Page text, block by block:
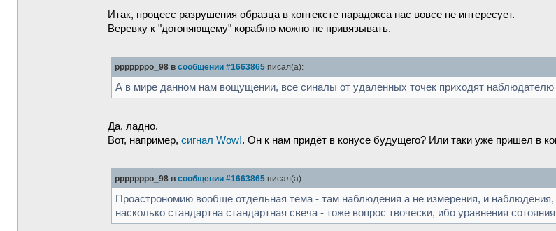
Итак, процесс разрушения образца в контексте парадокса нас вовсе не интересует.
Веревку к "догоняющему" кораблю можно не привязывать.
pppppppo_98 в сообщении #1663865 писал(а):
А в мире данном нам вощущении, все синалы от удаленных точек приходят наблюдателю
Да, ладно.
Вот, например, сигнал Wow!. Он к нам придёт в конусе будущего? Или таки уже пришел в
pppppppo_98 в сообщении #1663865 писал(а):
Проастрономию вообще отдельная тема - там наблюдения а не измерения, и наблюдения,
насколько стандартна стандартная свеча - тоже вопрос твочески, ибо уравнения